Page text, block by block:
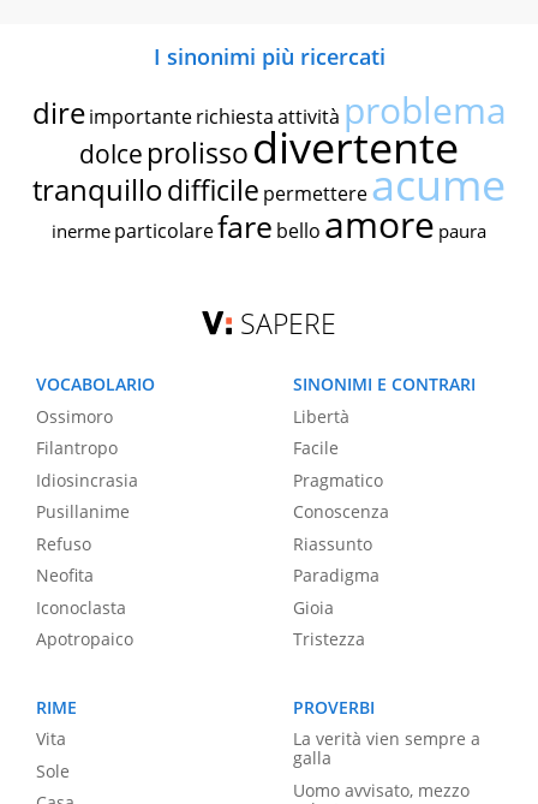
I sinonimi più ricercati
dire importante richiestaattività problema
dolce prolissodivertente
tranquillodifficile permettereacume
inerme particolarefare bello amore paura
SAPERE
VOCABOLARIO
Ossimoro
Filantropo
Idiosincrasia
Pusillanime
Refuso
Neofita
Iconoclasta
Apotropaico
SINONIMI E CONTRARI
Libertà
Facile
Pragmatico
Conoscenza
Riassunto
Paradigma
Gioia
Tristezza
RIME
Vita
Sole
PROVERBI
La verità vien sempre a
galla
Uomo avvisato, mezzo